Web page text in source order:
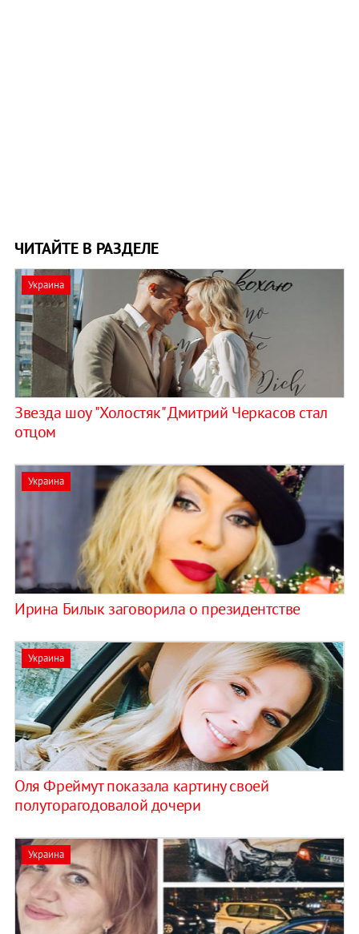
ЧИТАЙТЕ В РАЗДЕЛЕ
Украина
Звезда шоу "Холостяк" Дмитрий Черкасов стал
отцом
Украина
Ирина Билык заговорила о президентстве
Украина
Оля Фреймут показала картину своей
полуторагодовалой дочери
Украина